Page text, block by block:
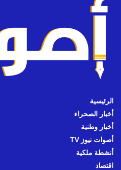
الرئيسية
أخبار الصحراء
أخبار وطنية
أصوات نيوز TV
أنشطة ملكية
اقتصاد